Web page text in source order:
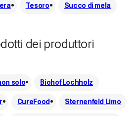
Tesoro Succo di mela
dei produttori
solo Biohof Lochholz
CureFood Sternenfeld Limo